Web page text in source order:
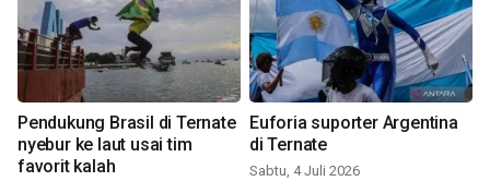
Pendukung Brasil di Ternate
nyebur ke laut usai tim
favorit kalah
Euforia suporter Argentina
di Ternate
Sabtu, 4 Juli 2026